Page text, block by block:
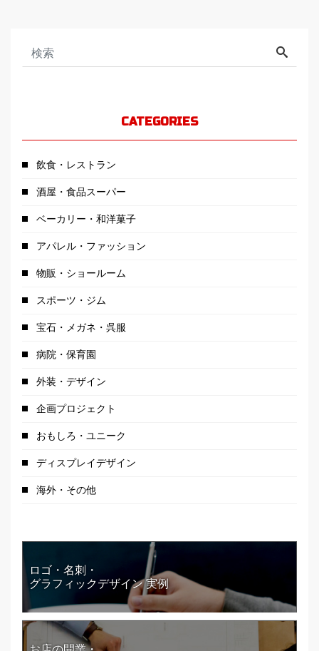
CATEGORIES
飲食・レストラン
酒屋・食品スーパー
ベーカリー・和洋菓子
アパレル・ファッション
物販・ショールーム
スポーツ・ジム
宝石・メガネ・呉服
病院・保育園
外装・デザイン
企画プロジェクト
おもしろ・ユニーク
ディスプレイデザイン
海外・その他
ロゴ・名刺・
グラフィックデザイン 実例